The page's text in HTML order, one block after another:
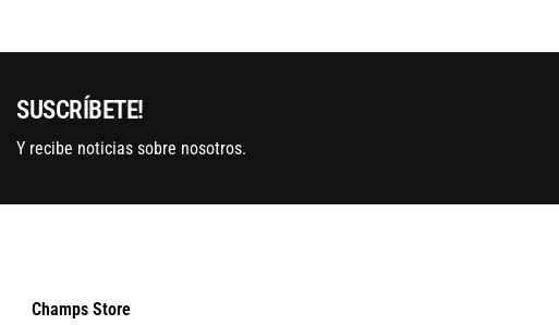
SUSCRÍBETE!
Y recibe noticias sobre nosotros.
Champs Store